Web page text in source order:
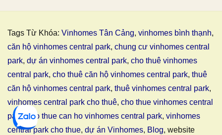
Tags Từ Khóa: Vinhomes Tân Cảng, vinhomes bình thạnh,
căn hộ vinhomes central park, chung cư vinhomes central
park, dự án vinhomes central park, cho thuê vinhomes
central park, cho thuê căn hộ vinhomes central park, thuê
căn hộ vinhomes central park, thuê vinhomes central park,
vinhomes central park cho thuê, cho thue vinhomes central
park,cho thue can ho vinhomes central park, vinhomes
central park cho thue, dự án Vinhomes, Blog, website